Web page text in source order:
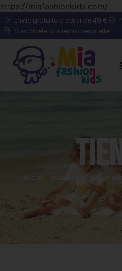
https://miafashionkids.com/
Envío gratuito a partir de 49 €
Suscríbete a nuestro newsletter
/ / BODY
BLANCO Y